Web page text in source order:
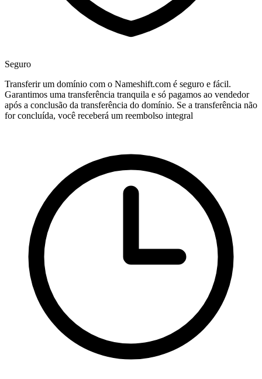
Seguro
Transferir um domínio com o Nameshift.com é seguro e fácil.
Garantimos uma transferência tranquila e só pagamos ao vendedor
após a conclusão da transferência do domínio. Se a transferência não
for concluída, você receberá um reembolso integral